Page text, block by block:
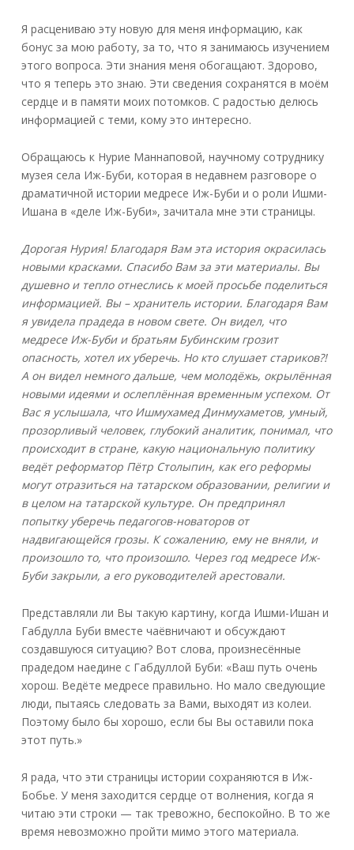
Я расцениваю эту новую для меня информацию, как
бонус за мою работу, за то, что я занимаюсь изучением
этого вопроса. Эти знания меня обогащают. Здорово,
что я теперь это знаю. Эти сведения сохранятся в моём
сердце и в памяти моих потомков. С радостью делюсь
информацией с теми, кому это интересно.
Обращаюсь к Нурие Маннаповой, научному сотруднику
музея села Иж-Буби, которая в недавнем разговоре о
драматичной истории медресе Иж-Буби и о роли Ишми-
Ишана в «деле Иж-Буби», зачитала мне эти страницы.
Дорогая Нурия! Благодаря Вам эта история окрасилась
новыми красками. Спасибо Вам за эти материалы. Вы
душевно и тепло отнеслись к моей просьбе поделиться
информацией. Вы – хранитель истории. Благодаря Вам
я увидела прадеда в новом свете. Он видел, что
медресе Иж-Буби и братьям Бубинским грозит
опасность, хотел их уберечь. Но кто слушает стариков?!
А он видел немного дальше, чем молодёжь, окрылённая
новыми идеями и ослеплённая временным успехом. От
Вас я услышала, что Ишмухамед Динмухаметов, умный,
прозорливый человек, глубокий аналитик, понимал, что
происходит в стране, какую национальную политику
ведёт реформатор Пётр Столыпин, как его реформы
могут отразиться на татарском образовании, религии и
в целом на татарской культуре. Он предпринял
попытку уберечь педагогов-новаторов от
надвигающейся грозы. К сожалению, ему не вняли, и
произошло то, что произошло. Через год медресе Иж-
Буби закрыли, а его руководителей арестовали.
Представляли ли Вы такую картину, когда Ишми-Ишан и
Габдулла Буби вместе чаёвничают и обсуждают
создавшуюся ситуацию? Вот слова, произнесённые
прадедом наедине с Габдуллой Буби: «Ваш путь очень
хорош. Ведёте медресе правильно. Но мало сведующие
люди, пытаясь следовать за Вами, выходят из колеи.
Поэтому было бы хорошо, если бы Вы оставили пока
этот путь.»
Я рада, что эти страницы истории сохраняются в Иж-
Бобье. У меня заходится сердце от волнения, когда я
читаю эти строки — так тревожно, беспокойно. В то же
время невозможно пройти мимо этого материала.